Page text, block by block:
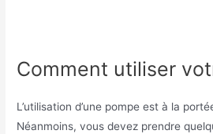
Comment utiliser
L’utilisation d’une pompe est à la
Néanmoins, vous devez prendre